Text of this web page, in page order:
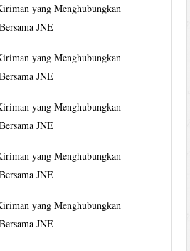
yang Menghubungkan
JNE
yang Menghubungkan
JNE
yang Menghubungkan
JNE
yang Menghubungkan
JNE
yang Menghubungkan
JNE